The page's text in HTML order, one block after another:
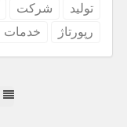
تولید شركت
رپورتاژ
خدمات